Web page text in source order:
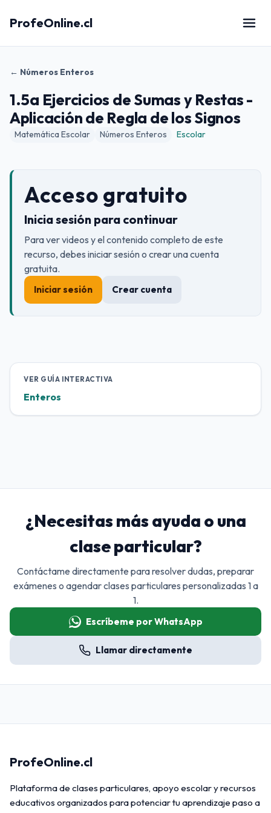
ProfeOnline.cl
← Números Enteros
1.5a Ejercicios de Sumas y Restas -
Aplicación de Regla de los Signos
Matemática Escolar Números Enteros Escolar
Acceso gratuito
Inicia sesión para continuar
Para ver videos y el contenido completo de este
recurso, debes iniciar sesión o crear una cuenta
gratuita.
Iniciar sesión Crear cuenta
VER GUÍA INTERACTIVA
Enteros
¿Necesitas más ayuda o una
clase particular?
Contáctame directamente para resolver dudas, preparar
exámenes o agendar clases particulares personalizadas 1 a
1.
Escríbeme por WhatsApp
Llamar directamente
ProfeOnline.cl
Plataforma de clases particulares, apoyo escolar y recursos
educativos organizados para potenciar tu aprendizaje paso a